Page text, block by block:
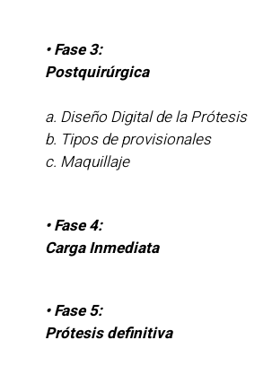
• Fase 3:
Postquirúrgica
a. Diseño Digital de la Prótesis
b. Tipos de provisionales
c. Maquillaje
• Fase 4:
Carga Inmediata
• Fase 5:
Prótesis definitiva